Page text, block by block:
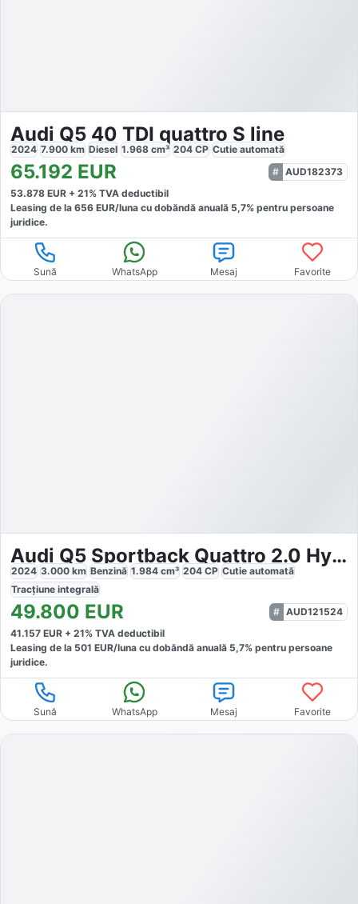
Audi Q5 40 TDI quattro S line
2024 7.900 km Diesel 1.968 cm³ 204 CP Cutie automată
65.192 EUR
AUD182373
53.878 EUR + 21% TVA deductibil
Leasing de la 656 EUR/luna cu dobăndă anuală 5,7% pentru persoane
juridice.
Sună WhatsApp Mesaj Favorite
Audi Q5 Sportback Quattro 2.0 Hybrid
2024 3.000 km Benzină 1.984 cm³ 204 CP Cutie automată
Tracțiune integrală
49.800 EUR
AUD121524
41.157 EUR + 21% TVA deductibil
Leasing de la 501 EUR/luna cu dobăndă anuală 5,7% pentru persoane
juridice.
Sună WhatsApp Mesaj Favorite